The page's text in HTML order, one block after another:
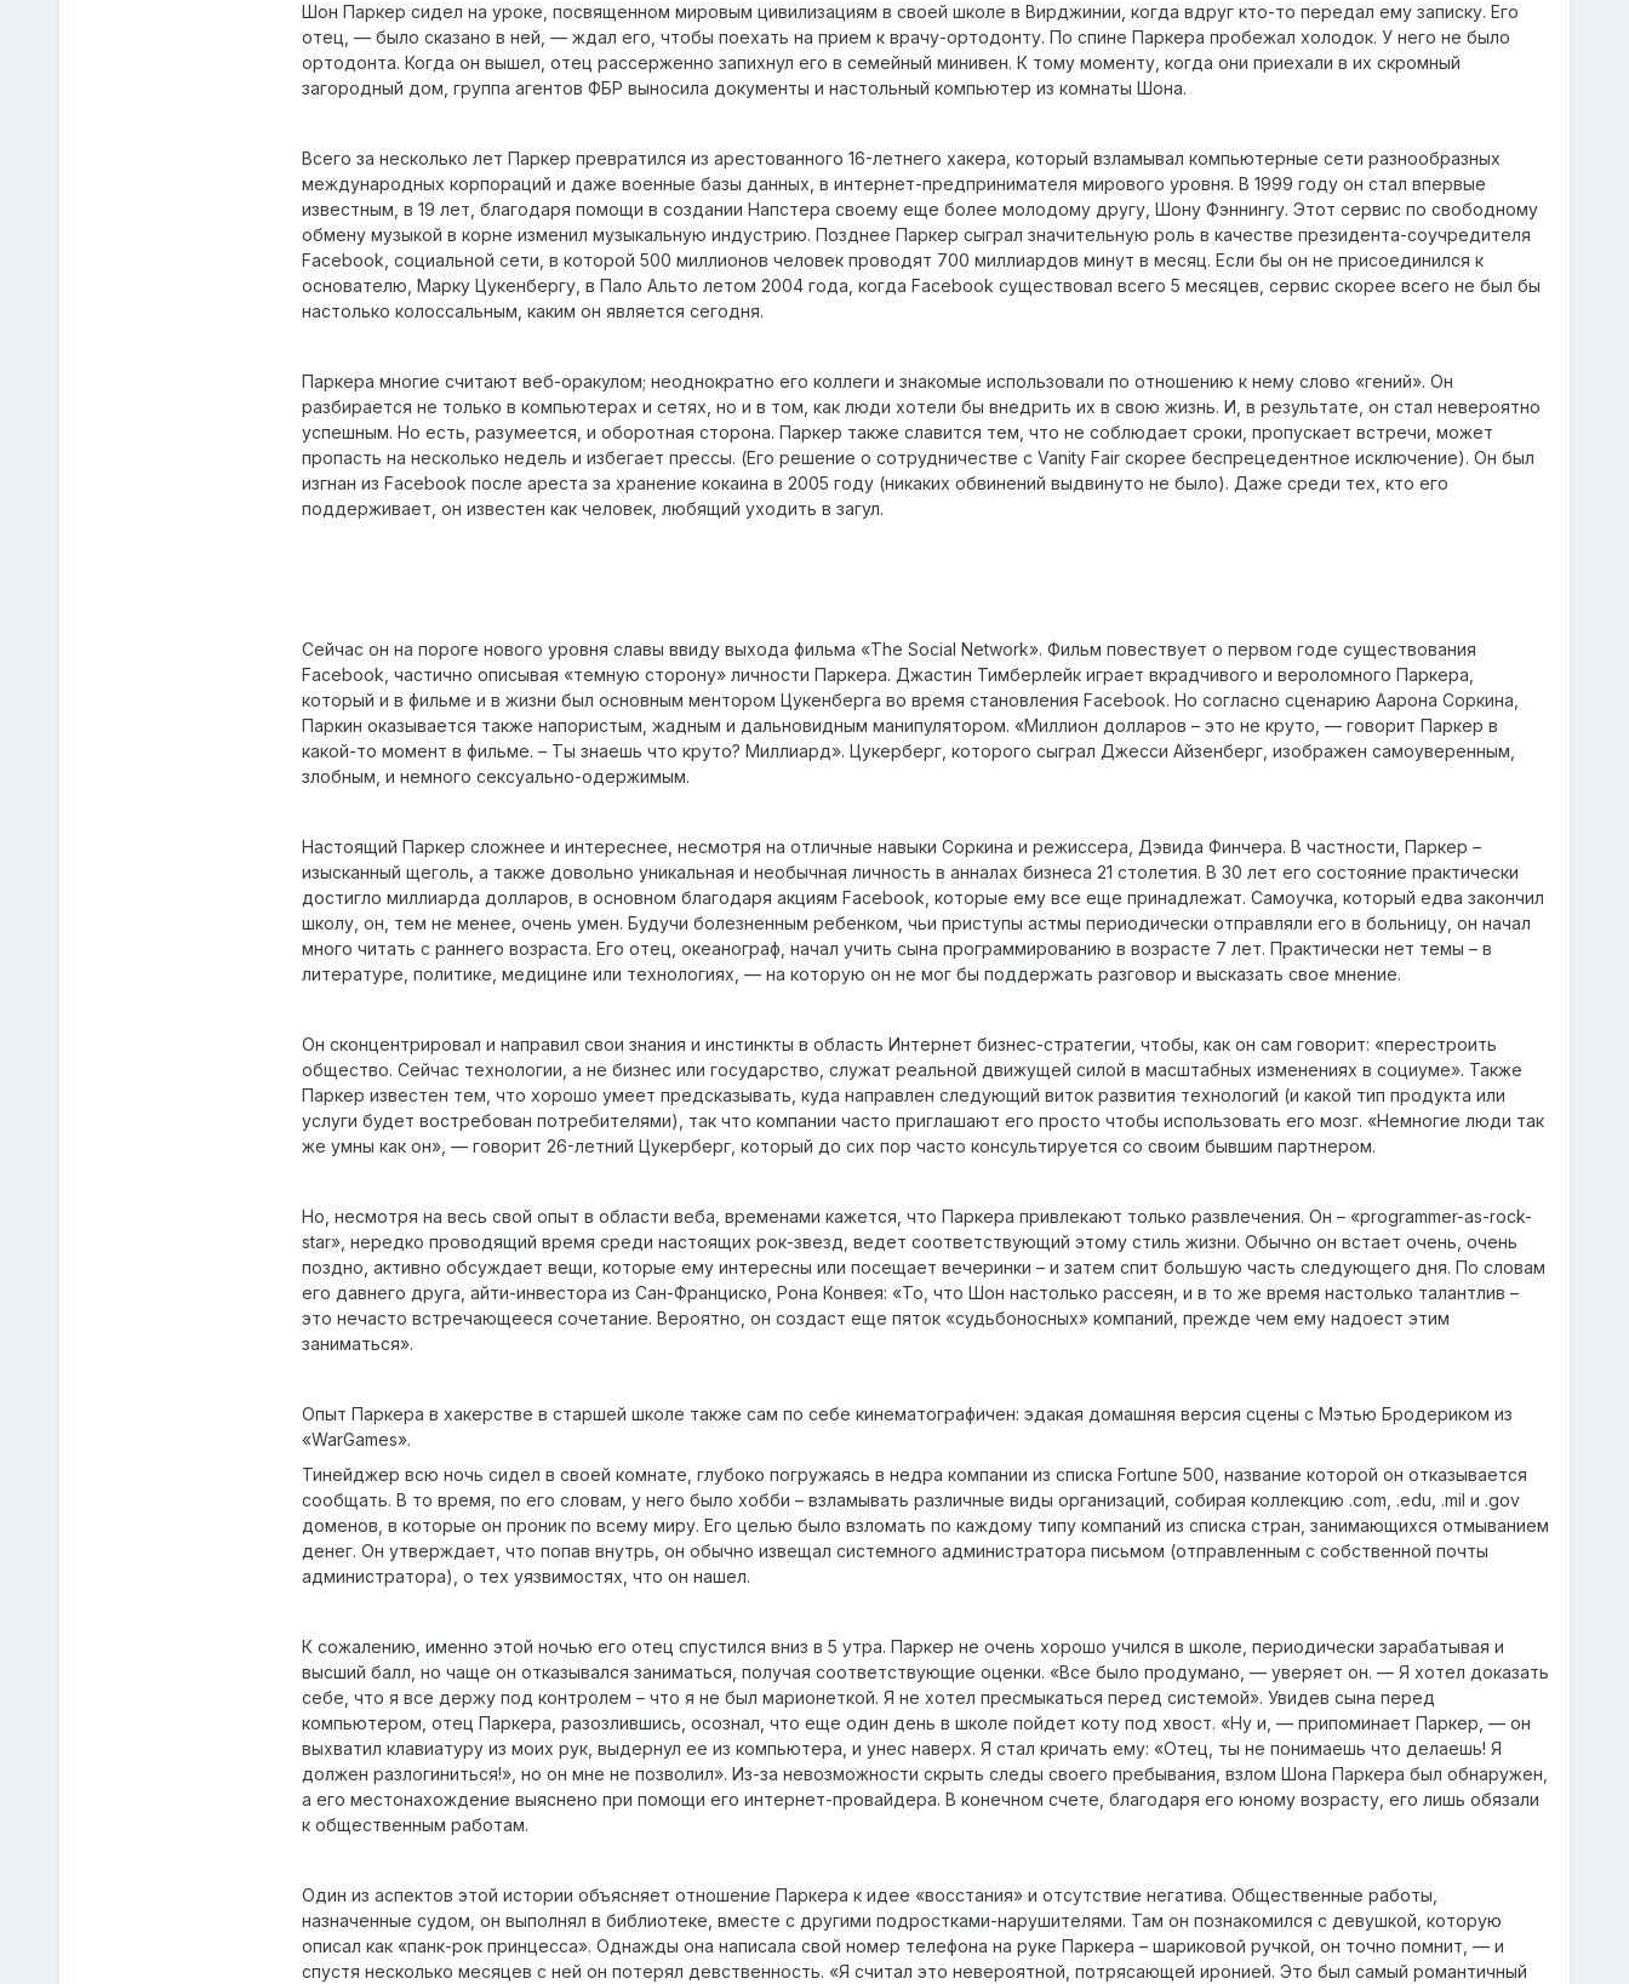
Шон Паркер сидел на уроке, посвященном мировым цивилизациям в своей школе в Вирджинии, когда вдруг кто-то передал ему записку. Его
отец, — было сказано в ней, — ждал его, чтобы поехать на прием к врачу-ортодонту. По спине Паркера пробежал холодок. У него не было
ортодонта. Когда он вышел, отец рассерженно запихнул его в семейный минивен. К тому моменту, когда они приехали в их скромный
загородный дом, группа агентов ФБР выносила документы и настольный компьютер из комнаты Шона.
Всего за несколько лет Паркер превратился из арестованного 16-летнего хакера, который взламывал компьютерные сети разнообразных
международных корпораций и даже военные базы данных, в интернет-предпринимателя мирового уровня. В 1999 году он стал впервые
известным, в 19 лет, благодаря помощи в создании Напстера своему еще более молодому другу, Шону Фэннингу. Этот сервис по свободному
обмену музыкой в корне изменил музыкальную индустрию. Позднее Паркер сыграл значительную роль в качестве президента-соучредителя
Facebook, социальной сети, в которой 500 миллионов человек проводят 700 миллиардов минут в месяц. Если бы он не присоединился к
основателю, Марку Цукенбергу, в Пало Альто летом 2004 года, когда Facebook существовал всего 5 месяцев, сервис скорее всего не был бы
настолько колоссальным, каким он является сегодня.
Паркера многие считают веб-оракулом; неоднократно его коллеги и знакомые использовали по отношению к нему слово «гений». Он
разбирается не только в компьютерах и сетях, но и в том, как люди хотели бы внедрить их в свою жизнь. И, в результате, он стал невероятно
успешным. Но есть, разумеется, и оборотная сторона. Паркер также славится тем, что не соблюдает сроки, пропускает встречи, может
пропасть на несколько недель и избегает прессы. (Его решение о сотрудничестве с Vanity Fair скорее беспрецедентное исключение). Он был
изгнан из Facebook после ареста за хранение кокаина в 2005 году (никаких обвинений выдвинуто не было). Даже среди тех, кто его
поддерживает, он известен как человек, любящий уходить в загул.
Сейчас он на пороге нового уровня славы ввиду выхода фильма «The Social Network». Фильм повествует о первом годе существования
Facebook, частично описывая «темную сторону» личности Паркера. Джастин Тимберлейк играет вкрадчивого и вероломного Паркера,
который и в фильме и в жизни был основным ментором Цукенберга во время становления Facebook. Но согласно сценарию Аарона Соркина,
Паркин оказывается также напористым, жадным и дальновидным манипулятором. «Миллион долларов – это не круто, — говорит Паркер в
какой-то момент в фильме. – Ты знаешь что круто? Миллиард». Цукерберг, которого сыграл Джесси Айзенберг, изображен самоуверенным,
злобным, и немного сексуально-одержимым.
Настоящий Паркер сложнее и интереснее, несмотря на отличные навыки Соркина и режиссера, Дэвида Финчера. В частности, Паркер –
изысканный щеголь, а также довольно уникальная и необычная личность в анналах бизнеса 21 столетия. В 30 лет его состояние практически
достигло миллиарда долларов, в основном благодаря акциям Facebook, которые ему все еще принадлежат. Самоучка, который едва закончил
школу, он, тем не менее, очень умен. Будучи болезненным ребенком, чьи приступы астмы периодически отправляли его в больницу, он начал
много читать с раннего возраста. Его отец, океанограф, начал учить сына программированию в возрасте 7 лет. Практически нет темы – в
литературе, политике, медицине или технологиях, — на которую он не мог бы поддержать разговор и высказать свое мнение.
Он сконцентрировал и направил свои знания и инстинкты в область Интернет бизнес-стратегии, чтобы, как он сам говорит: «перестроить
общество. Сейчас технологии, а не бизнес или государство, служат реальной движущей силой в масштабных изменениях в социуме». Также
Паркер известен тем, что хорошо умеет предсказывать, куда направлен следующий виток развития технологий (и какой тип продукта или
услуги будет востребован потребителями), так что компании часто приглашают его просто чтобы использовать его мозг. «Немногие люди так
же умны как он», — говорит 26-летний Цукерберг, который до сих пор часто консультируется со своим бывшим партнером.
Но, несмотря на весь свой опыт в области веба, временами кажется, что Паркера привлекают только развлечения. Он – «programmer-as-rock-
star», нередко проводящий время среди настоящих рок-звезд, ведет соответствующий этому стиль жизни. Обычно он встает очень, очень
поздно, активно обсуждает вещи, которые ему интересны или посещает вечеринки – и затем спит большую часть следующего дня. По словам
его давнего друга, айти-инвестора из Сан-Франциско, Рона Конвея: «То, что Шон настолько рассеян, и в то же время настолько талантлив –
это нечасто встречающееся сочетание. Вероятно, он создаст еще пяток «судьбоносных» компаний, прежде чем ему надоест этим
заниматься».
Опыт Паркера в хакерстве в старшей школе также сам по себе кинематографичен: эдакая домашняя версия сцены с Мэтью Бродериком из
«WarGames».
Тинейджер всю ночь сидел в своей комнате, глубоко погружаясь в недра компании из списка Fortune 500, название которой он отказывается
сообщать. В то время, по его словам, у него было хобби – взламывать различные виды организаций, собирая коллекцию .com, .edu, .mil и .gov
доменов, в которые он проник по всему миру. Его целью было взломать по каждому типу компаний из списка стран, занимающихся отмыванием
денег. Он утверждает, что попав внутрь, он обычно извещал системного администратора письмом (отправленным с собственной почты
администратора), о тех уязвимостях, что он нашел.
К сожалению, именно этой ночью его отец спустился вниз в 5 утра. Паркер не очень хорошо учился в школе, периодически зарабатывая и
высший балл, но чаще он отказывался заниматься, получая соответствующие оценки. «Все было продумано, — уверяет он. — Я хотел доказать
себе, что я все держу под контролем – что я не был марионеткой. Я не хотел пресмыкаться перед системой». Увидев сына перед
компьютером, отец Паркера, разозлившись, осознал, что еще один день в школе пойдет коту под хвост. «Ну и, — припоминает Паркер, — он
выхватил клавиатуру из моих рук, выдернул ее из компьютера, и унес наверх. Я стал кричать ему: «Отец, ты не понимаешь что делаешь! Я
должен разлогиниться!», но он мне не позволил». Из-за невозможности скрыть следы своего пребывания, взлом Шона Паркера был обнаружен,
а его местонахождение выяснено при помощи его интернет-провайдера. В конечном счете, благодаря его юному возрасту, его лишь обязали
к общественным работам.
Один из аспектов этой истории объясняет отношение Паркера к идее «восстания» и отсутствие негатива. Общественные работы,
назначенные судом, он выполнял в библиотеке, вместе с другими подростками-нарушителями. Там он познакомился с девушкой, которую
описал как «панк-рок принцесса». Однажды она написала свой номер телефона на руке Паркера – шариковой ручкой, он точно помнит, — и
спустя несколько месяцев с ней он потерял девственность. «Я считал это невероятной, потрясающей иронией. Это был самый романтичный